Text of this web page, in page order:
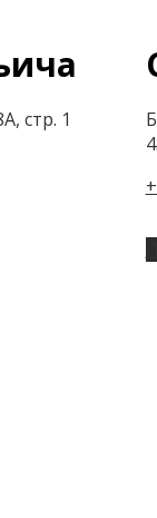
стр. 1